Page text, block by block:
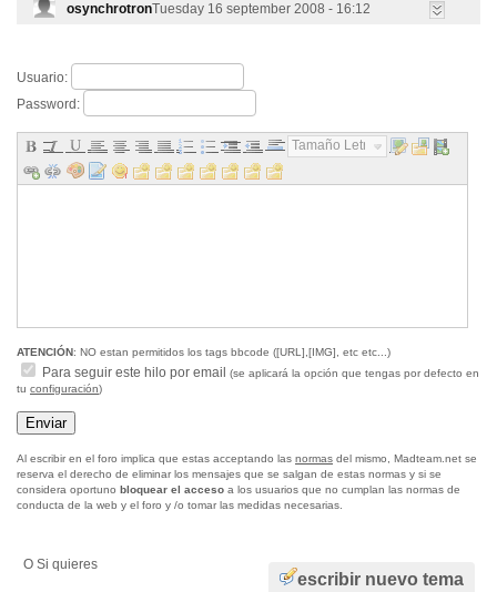
osynchrotronTuesday 16 september 2008 - 16:12
Usuario:
Password:
Tamaño Letra...
ATENCIÓN: NO estan permitidos los tags bbcode ([URL],[IMG], etc etc...)
Para seguir este hilo por email
(se aplicará la opción que tengas por defecto en
tu configuración)
Al escribir en el foro implica que estas acceptando las normas del mismo, Madteam.net se
reserva el derecho de eliminar los mensajes que se salgan de estas normas y si se
considera oportuno bloquear el acceso a los usuarios que no cumplan las normas de
conducta de la web y el foro y /o tomar las medidas necesarias.
escribir nuevo tema
O Si quieres